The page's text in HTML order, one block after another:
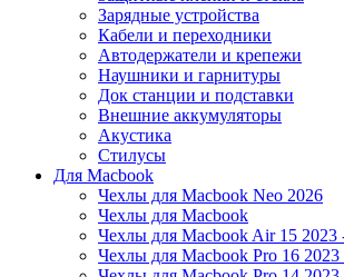
Зарядные устройства
Кабели и переходники
Автодержатели и крепежи
Наушники и гарнитуры
Док станции и подставки
Внешние аккумуляторы
Акустика
Стилусы
Для Macbook
Чехлы для Macbook Neo 2026
Чехлы для Macbook
Чехлы для Macbook Air 15 2023
Чехлы для Macbook Pro 16 2023